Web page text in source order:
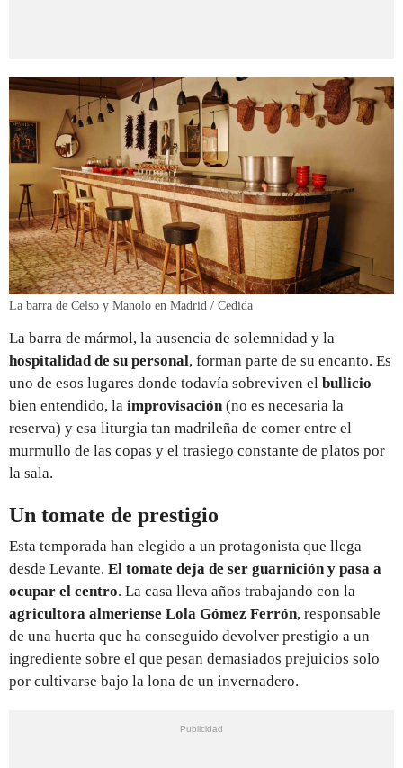
La barra de Celso y Manolo en Madrid / Cedida
La barra de mármol, la ausencia de solemnidad y la
hospitalidad de su personal, forman parte de su encanto. Es
uno de esos lugares donde todavía sobreviven el bullicio
bien entendido, la improvisación(no es necesaria la
reserva) y esa liturgia tan madrileña de comer entre el
murmullo de las copas y el trasiego constante de platos por
la sala.
Un tomate de prestigio
Esta temporada han elegido a un protagonista que llega
desde Levante. El tomate deja de ser guarnición y pasa a
ocupar el centro. La casa lleva años trabajando con la
agricultora almeriense Lola Gómez Ferrón, responsable
de una huerta que ha conseguido devolver prestigio a un
ingrediente sobre el que pesan demasiados prejuicios solo
por cultivarse bajo la lona de un invernadero.